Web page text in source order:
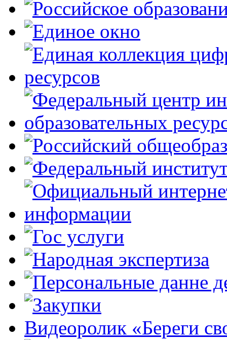
Видеоролик «Береги